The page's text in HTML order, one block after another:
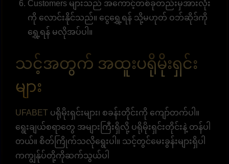
Customers များသည် အကောင့်တစ်ခုတည်းမှအားလုံး
ကို လောင်းနိုင်သည်။ ငွေရွှေ့ရန် သို့မဟုတ် ဝဘ်ဆိုဒ်ကို
ရွှေ့ရန် မလိုအပ်ပါ။
သင့်အတွက် အထူးပရိုမိုးရှင်း
များ
UFABET ပရိုမိုးရှင်းများ၊ စခန်းတိုင်းကို ကျော်တက်ပါ။
ရွေးချယ်စရာတွေ အများကြီးရှိလို့ ပရိုမိုးရှင်းတိုင်းနဲ့ တန်ပါ
တယ်။ စိတ်ကြိုက်သလိုရွေးပါ။ သင့်တွင်မေးခွန်းများရှိပါ
ကကျွန်ုပ်တို့ကိုဆက်သွယ်ပါ